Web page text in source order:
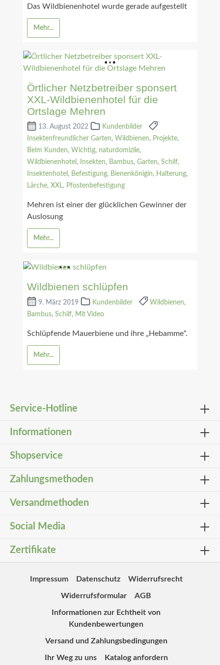
Das Wildbienenhotel wurde gerade aufgestellt
Mehr...
Örtlicher Netzbetreiber sponsert
XXL-Wildbienenhotel für die
Ortslage Mehren
13. August 2022
Kundenbilder
Insektenfreundlicher Garten, Wildbienen, Projekte,
Beim Kunden, Wichtig, naturdomizile,
Wildbienenhotel , Insekten, Bambus, Garten, Schilf,
Insektenhotel , Befestigung, Bienenkönigin, Halterung,
Lärche, XXL, Pfostenbefestigung
Mehren ist einer der glücklichen Gewinner der
Auslosung
Mehr...
Wildbienen schlüpfen
9. März 2019 Kundenbilder Wildbienen,
Bambus, Schilf, Mit Video
Schlüpfende Mauerbiene und ihre „Hebamme“.
Mehr...
Service-Hotline
Informationen
Shopservice
Zahlungsmethoden
Versandmethoden
Social Media
Zertifikate
Impressum Datenschutz Widerrufsrecht
Widerrufsformular AGB
Informationen zur Echtheit von
Kundenbewertungen
Versand und Zahlungsbedingungen
Ihr Weg zu uns Katalog anfordern